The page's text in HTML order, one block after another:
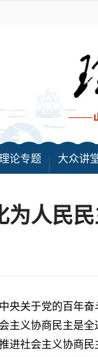
论专题 大众讲
为人民
关于党的百年奋
主义协商民主是
进社会主义协商